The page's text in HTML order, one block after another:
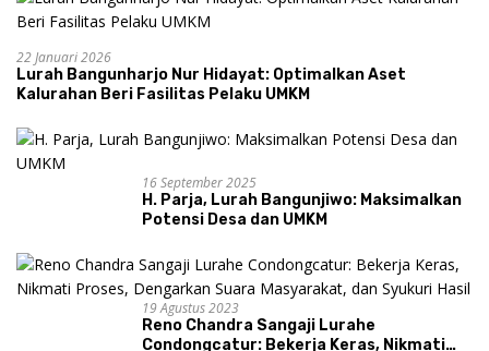
22 Januari 2026
Lurah Bangunharjo Nur Hidayat: Optimalkan Aset
Kalurahan Beri Fasilitas Pelaku UMKM
16 September 2025
H. Parja, Lurah Bangunjiwo: Maksimalkan
Potensi Desa dan UMKM
19 Agustus 2023
Reno Chandra Sangaji Lurahe
Condongcatur: Bekerja Keras, Nikmati